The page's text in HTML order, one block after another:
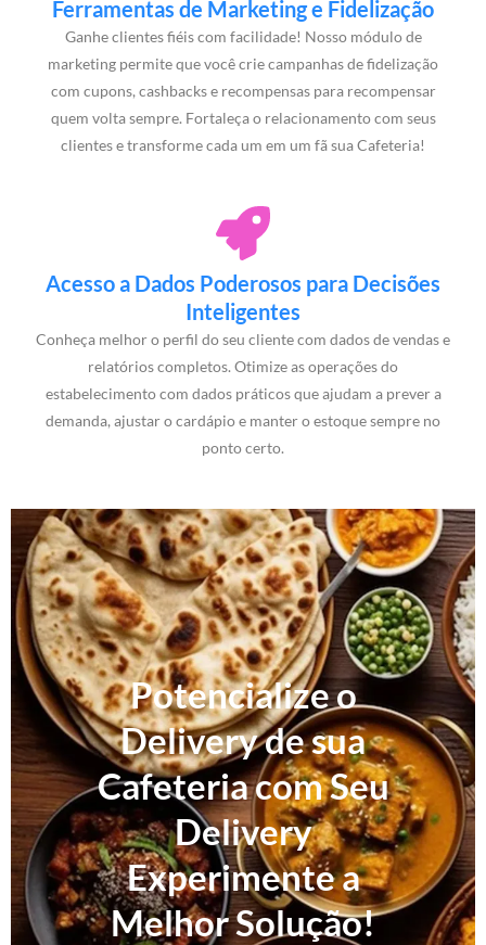
Ferramentas de Marketing e Fidelização
Ganhe clientes fiéis com facilidade! Nosso módulo de
marketing permite que você crie campanhas de fidelização
com cupons, cashbacks e recompensas para recompensar
quem volta sempre. Fortaleça o relacionamento com seus
clientes e transforme cada um em um fã sua Cafeteria!
Acesso a Dados Poderosos para Decisões
Inteligentes
Conheça melhor o perfil do seu cliente com dados de vendas e
relatórios completos. Otimize as operações do
estabelecimento com dados práticos que ajudam a prever a
demanda, ajustar o cardápio e manter o estoque sempre no
ponto certo.
Potencialize o
Delivery de sua
Cafeteria com Seu
Delivery
Experimente a
Melhor Solução!